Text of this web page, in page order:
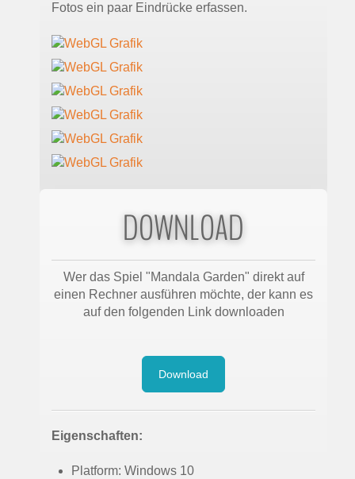
Fotos ein paar Eindrücke erfassen.
DOWNLOAD
Wer das Spiel "Mandala Garden" direkt auf
einen Rechner ausführen möchte, der kann es
auf den folgenden Link downloaden
Download
Eigenschaften:
Platform: Windows 10